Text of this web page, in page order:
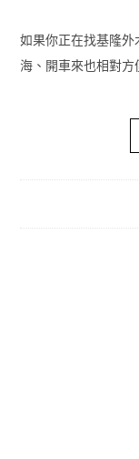
如果你正在找基隆
海、開車來也相對